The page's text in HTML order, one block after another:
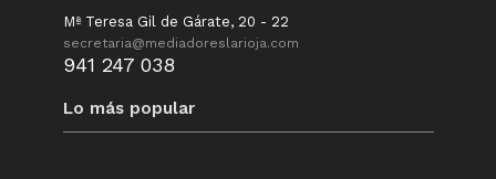
Mª Teresa Gil de Gárate, 20 - 22
secretaria@mediadoreslarioja.com
941 247 038
Lo más popular